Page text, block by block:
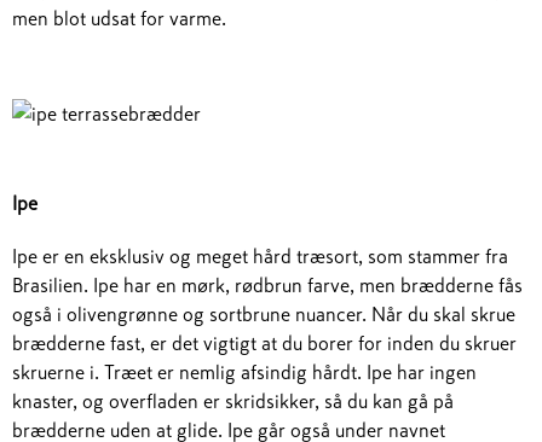
men blot udsat for varme.
Ipe
Ipe er en eksklusiv og meget hård træsort, som stammer fra
Brasilien. Ipe har en mørk, rødbrun farve, men brædderne fås
også i olivengrønne og sortbrune nuancer. Når du skal skrue
brædderne fast, er det vigtigt at du borer for inden du skruer
skruerne i. Træet er nemlig afsindig hårdt. Ipe har ingen
knaster, og overfladen er skridsikker, så du kan gå på
brædderne uden at glide. Ipe går også under navnet